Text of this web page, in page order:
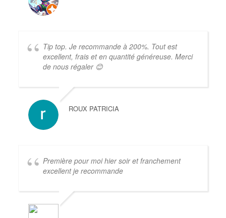
Tip top. Je recommande à 200%. Tout est
excellent, frais et en quantité généreuse. Merci
de nous régaler 😊
ROUX PATRICIA
Première pour moi hier soir et franchement
excellent je recommande